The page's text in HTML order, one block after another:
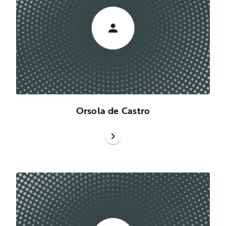
Orsola de Castro
chevron_right